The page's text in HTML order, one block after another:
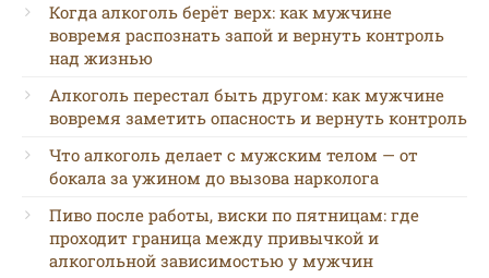
Когда алкоголь берёт верх: как мужчине
вовремя распознать запой и вернуть контроль
над жизнью
Алкоголь перестал быть другом: как мужчине
вовремя заметить опасность и вернуть контроль
Что алкоголь делает с мужским телом — от
бокала за ужином до вызова нарколога
Пиво после работы, виски по пятницам: где
проходит граница между привычкой и
алкогольной зависимостью у мужчин